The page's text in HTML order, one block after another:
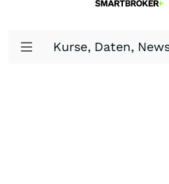
Kurse, Daten,